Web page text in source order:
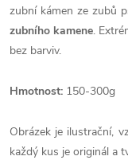
zubní kámen ze zubů
zubního kamene.
bez barviv.
Hmotnost: 150-300g
Obrázek je ilustrační,
každý kus je originál a